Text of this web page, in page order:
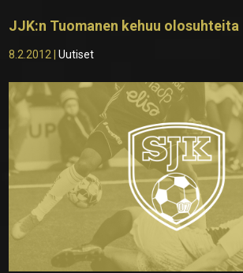
JJK:n Tuomanen kehuu olosuhteita
8.2.2012 |Uutiset